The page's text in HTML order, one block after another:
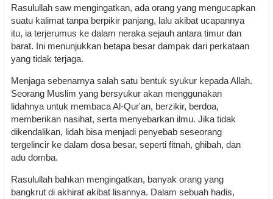
Rasulullah saw mengingatkan, ada orang yang mengucapkan
suatu kalimat tanpa berpikir panjang, lalu akibat ucapannya
itu, ia terjerumus ke dalam neraka sejauh antara timur dan
barat. Ini menunjukkan betapa besar dampak dari perkataan
yang tidak terjaga.
Menjaga sebenarnya salah satu bentuk syukur kepada Allah.
Seorang Muslim yang bersyukur akan menggunakan
lidahnya untuk membaca Al-Qur'an, berzikir, berdoa,
memberikan nasihat, serta menyebarkan ilmu. Jika tidak
dikendalikan, lidah bisa menjadi penyebab seseorang
tergelincir ke dalam dosa besar, seperti fitnah, ghibah, dan
adu domba.
Rasulullah bahkan mengingatkan, banyak orang yang
bangkrut di akhirat akibat lisannya. Dalam sebuah hadis,